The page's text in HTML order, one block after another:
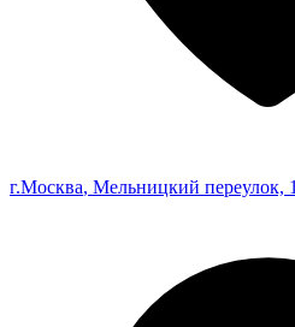
г.Москва, Мельницкий переулок, 1